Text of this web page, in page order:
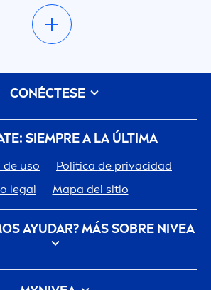
de nuestros limpiadores
únicas que te ayudarán
una piel más limpia. Si
varios tipos de limpiadores
varios:
limpiadora:las espumas
son un tipo de jabón
sensibles. La espuma facial
para limpiar tu piel y
con tu rutina de cuidado
SIEMPRE A LA ÚLTIMA
de uso
Politica de privacidad
legal
Mapa del sitio
AYUDAR? MÁS SOBRE NIVEA
de tu marca de confianza
CONÉCTESE